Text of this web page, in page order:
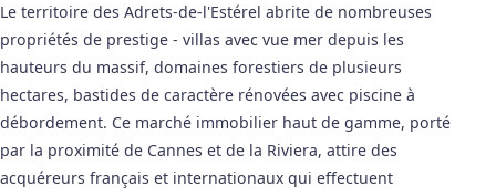
Le territoire des Adrets-de-l'Estérel abrite de nombreuses
propriétés de prestige - villas avec vue mer depuis les
hauteurs du massif, domaines forestiers de plusieurs
hectares, bastides de caractère rénovées avec piscine à
débordement. Ce marché immobilier haut de gamme, porté
par la proximité de Cannes et de la Riviera, attire des
acquéreurs français et internationaux qui effectuent